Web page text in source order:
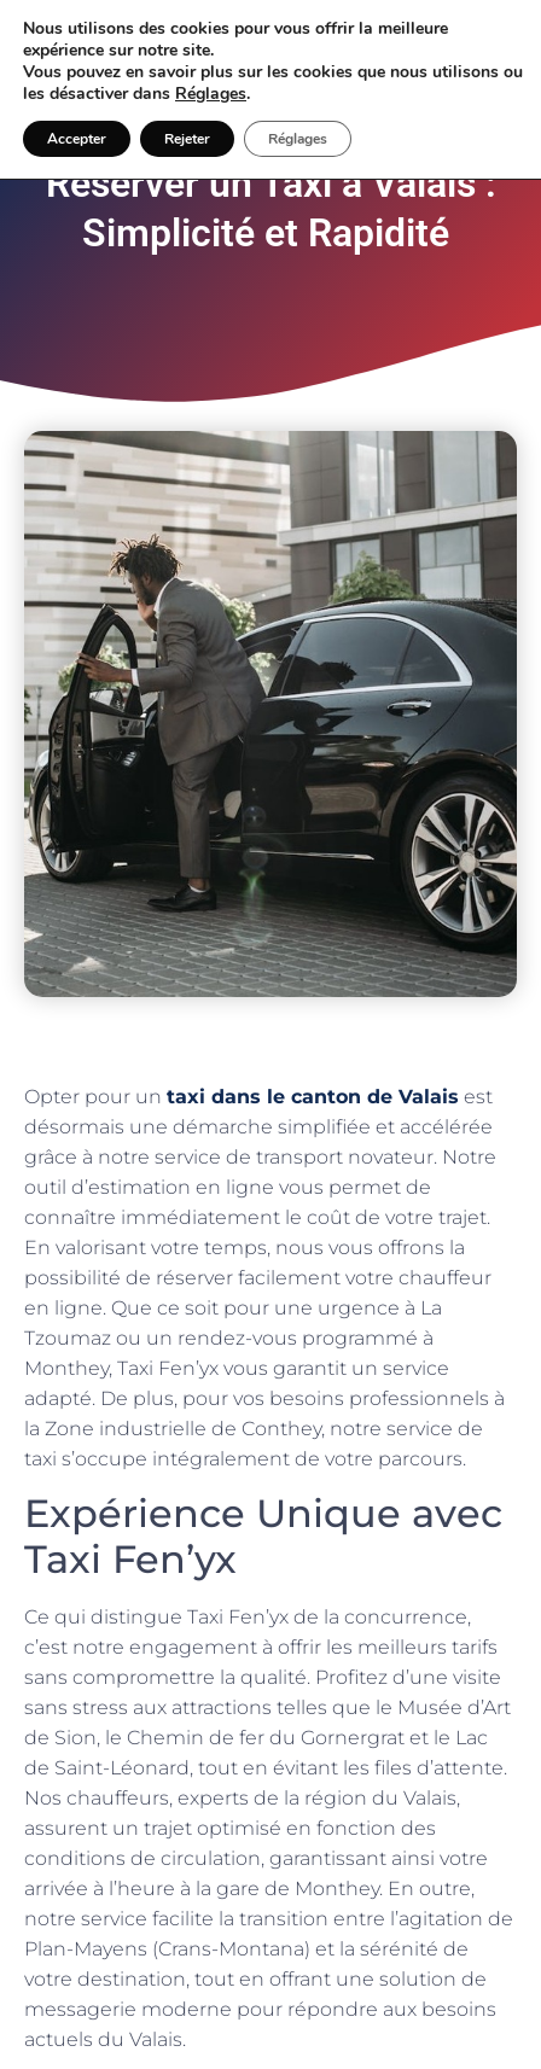
Réserver un Taxi à Valais :
Simplicité et Rapidité
Opter pour un taxi dans le canton de Valais est
désormais une démarche simplifiée et accélérée
grâce à notre service de transport novateur. Notre
outil d’estimation en ligne vous permet de
connaître immédiatement le coût de votre trajet.
En valorisant votre temps, nous vous offrons la
possibilité de réserver facilement votre chauffeur
en ligne. Que ce soit pour une urgence à La
Tzoumaz ou un rendez-vous programmé à
Monthey, Taxi Fen’yx vous garantit un service
adapté. De plus, pour vos besoins professionnels à
la Zone industrielle de Conthey, notre service de
taxi s’occupe intégralement de votre parcours.
Expérience Unique avec
Taxi Fen’yx
Ce qui distingue Taxi Fen’yx de la concurrence,
c’est notre engagement à offrir les meilleurs tarifs
sans compromettre la qualité. Profitez d’une visite
sans stress aux attractions telles que le Musée d’Art
de Sion, le Chemin de fer du Gornergrat et le Lac
de Saint-Léonard, tout en évitant les files d’attente.
Nos chauffeurs, experts de la région du Valais,
assurent un trajet optimisé en fonction des
conditions de circulation, garantissant ainsi votre
arrivée à l’heure à la gare de Monthey. En outre,
notre service facilite la transition entre l’agitation de
Plan-Mayens (Crans-Montana) et la sérénité de
votre destination, tout en offrant une solution de
messagerie moderne pour répondre aux besoins
actuels du Valais.
Nous utilisons des cookies pour vous offrir la meilleure
expérience sur notre site.
Vous pouvez en savoir plus sur les cookies que nous utilisons ou
les désactiver dans Réglages.
Accepter Rejeter Réglages